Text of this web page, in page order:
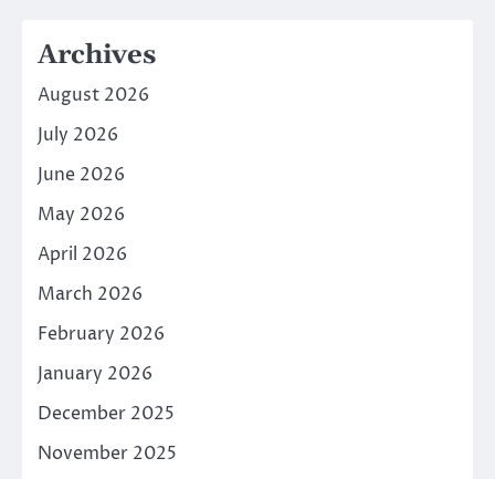
Archives
August 2026
July 2026
June 2026
May 2026
April 2026
March 2026
February 2026
January 2026
December 2025
November 2025